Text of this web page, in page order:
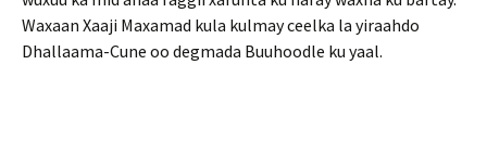
Waxaan Xaaji Maxamad kula kulmay ceelka la yiraahdo
Dhallaama-Cune oo degmada Buuhoodle ku yaal.